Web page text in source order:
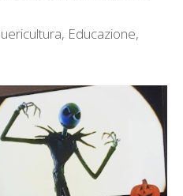
Educazione,